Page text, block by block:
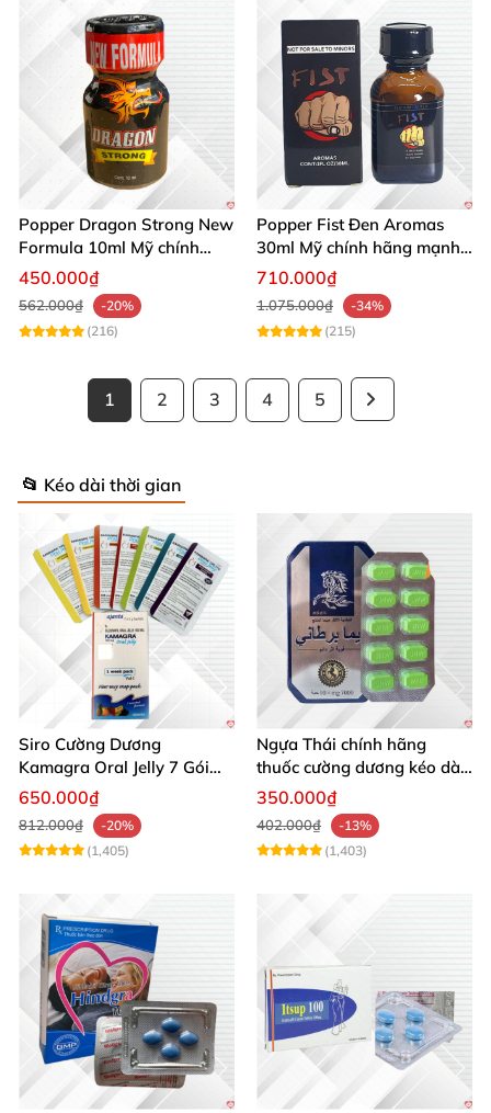
Popper Dragon Strong New
Formula 10ml Mỹ chính
hãng kích thích khoái cảm
450.000₫
562.000₫
-20%
(216)
Popper Fist Đen Aromas
30ml Mỹ chính hãng mạnh
mẽ kích thích
710.000₫
1.075.000₫
-34%
(215)
1 2 3 4 5
📂 Kéo dài thời gian
Siro Cường Dương
Kamagra Oral Jelly 7 Gói
100g tăng cường sinh lực
650.000₫
812.000₫
-20%
(1,405)
Ngựa Thái chính hãng
thuốc cường dương kéo dài
thời gian cho Nam hộp 10
350.000₫
402.000₫
-13%
(1,403)